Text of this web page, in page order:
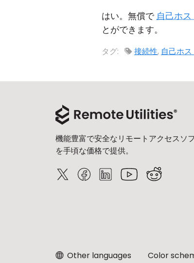
はい。無償で自己ホ
とができます。
タグ: 接続性, 自己ホ
機能豊富で安全なリモートアクセスソ
を手頃な価格で提供。
Other languages Color